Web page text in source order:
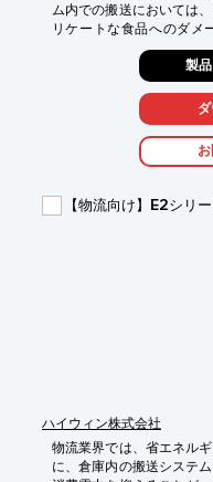
ム内での搬送においては
リケートな食品へのダメ
す。人手不足の解消や生
応できる自動搬送ソリュ
協働ロボットアーム搭載
に対し、柔軟かつ高精度
・製造ライン間の自動搬送
製
【物流向け】E2シリ
ハイウィン株式会社
物流業界では、省エネル
に、倉庫内の搬送システ